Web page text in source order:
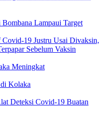
Lampaui Target
19 Justru Usai Divaksin,
Sebelum Vaksin
Meningkat
Kolaka
Deteksi Covid-19 Buatan